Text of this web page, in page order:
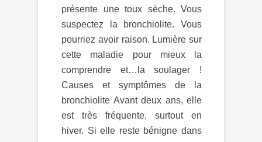
présente une toux sèche. Vous
suspectez la bronchiolite. Vous
pourriez avoir raison. Lumière sur
cette maladie pour mieux la
comprendre et…la soulager !
Causes et symptômes de la
bronchiolite Avant deux ans, elle
est très fréquente, surtout en
hiver. Si elle reste bénigne dans